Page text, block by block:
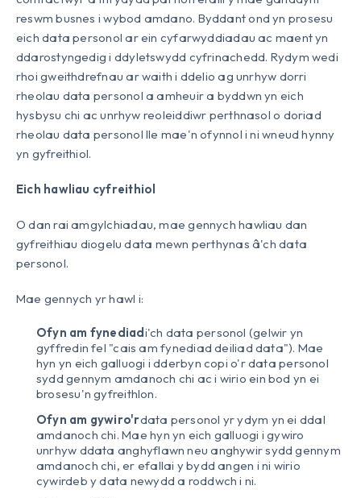
reswm busnes i wybod amdano. Byddant ond yn prosesu
eich data personol ar ein cyfarwyddiadau ac maent yn
ddarostyngedig i ddyletswydd cyfrinachedd. Rydym wedi
rhoi gweithdrefnau ar waith i ddelio ag unrhyw dorri
rheolau data personol a amheuir a byddwn yn eich
hysbysu chi ac unrhyw reoleiddiwr perthnasol o doriad
rheolau data personol lle mae'n ofynnol i ni wneud hynny
yn gyfreithiol.
Eich hawliau cyfreithiol
O dan rai amgylchiadau, mae gennych hawliau dan
gyfreithiau diogelu data mewn perthynas â'ch data
personol.
Mae gennych yr hawl i:
Ofyn am fynediad i'ch data personol (gelwir yn
gyffredin fel "cais am fynediad deiliad data"). Mae
hyn yn eich galluogi i dderbyn copi o'r data personol
sydd gennym amdanoch chi ac i wirio ein bod yn ei
brosesu'n gyfreithlon.
Ofyn am gywiro'rdata personol yr ydym yn ei ddal
amdanoch chi. Mae hyn yn eich galluogi i gywiro
unrhyw ddata anghyflawn neu anghywir sydd gennym
amdanoch chi, er efallai y bydd angen i ni wirio
cywirdeb y data newydd a roddwch i ni.